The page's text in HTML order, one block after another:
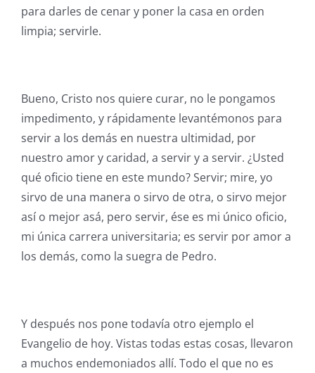
para darles de cenar y poner la casa en orden
limpia; servirle.
Bueno, Cristo nos quiere curar, no le pongamos
impedimento, y rápidamente levantémonos para
servir a los demás en nuestra ultimidad, por
nuestro amor y caridad, a servir y a servir. ¿Usted
qué oficio tiene en este mundo? Servir; mire, yo
sirvo de una manera o sirvo de otra, o sirvo mejor
así o mejor asá, pero servir, ése es mi único oficio,
mi única carrera universitaria; es servir por amor a
los demás, como la suegra de Pedro.
Y después nos pone todavía otro ejemplo el
Evangelio de hoy. Vistas todas estas cosas, llevaron
a muchos endemoniados allí. Todo el que no es